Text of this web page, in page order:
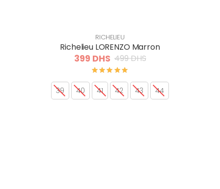
RICHELIEU
Richelieu LORENZO Marron
399 DHS 499 DHS
39 40 41 42 43 44